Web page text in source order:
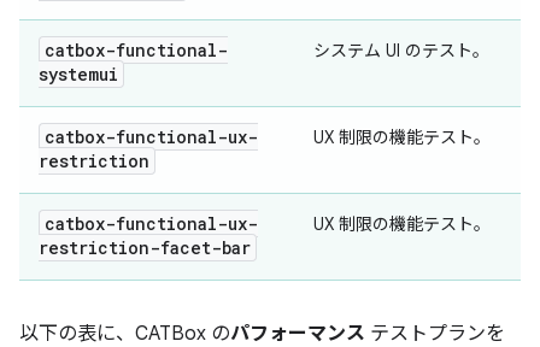
catbox-functional-
systemui
システム UI のテスト。
catbox-functional-ux-
restriction
UX 制限の機能テスト。
catbox-functional-ux-
restriction-facet-bar
UX 制限の機能テスト。
以下の表に、CATBox のパフォーマンス テストプランを